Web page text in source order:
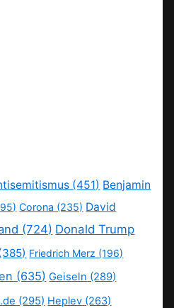
(451) Benjamin
Corona (235) David
(724) Donald Trump
Friedrich Merz (196)
(635) Geiseln (289)
(295) Heplev (263)